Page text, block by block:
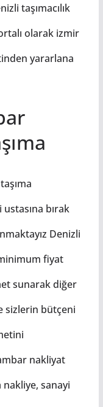
taşımacılık
olarak izmir
yararlana
bırak
Denizli
fiyat
sunarak diğer
sizlerin bütçeni
nakliyat
nakliye, sanayi